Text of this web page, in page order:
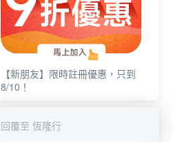
【新朋友】限時註冊優惠，只到
8/10！
回覆至 恆隆行